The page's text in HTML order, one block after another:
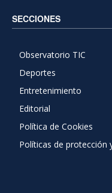
SECCIONES
Observatorio TIC
Deportes
Entretenimiento
Editorial
Política de Cookies
Políticas de protección